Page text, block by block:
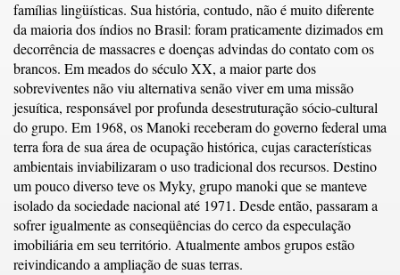
famílias lingüísticas. Sua história, contudo, não é muito diferente
da maioria dos índios no Brasil: foram praticamente dizimados em
decorrência de massacres e doenças advindas do contato com os
brancos. Em meados do século XX, a maior parte dos
sobreviventes não viu alternativa senão viver em uma missão
jesuítica, responsável por profunda desestruturação sócio-cultural
do grupo. Em 1968, os Manoki receberam do governo federal uma
terra fora de sua área de ocupação histórica, cujas características
ambientais inviabilizaram o uso tradicional dos recursos. Destino
um pouco diverso teve os Myky, grupo manoki que se manteve
isolado da sociedade nacional até 1971. Desde então, passaram a
sofrer igualmente as conseqüências do cerco da especulação
imobiliária em seu território. Atualmente ambos grupos estão
reivindicando a ampliação de suas terras.